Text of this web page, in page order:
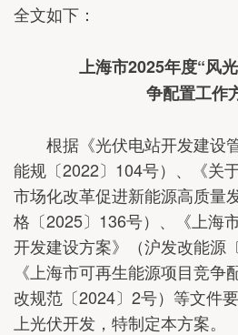
全文如下：
上海市2025年度“风光
争配置工作
根据《光伏电站开发建设
能规〔2022〕104号）、《关
市场化改革促进新能源高质量
格〔2025〕136号）、《上海
开发建设方案》（沪发改能源
《上海市可再生能源项目竞争
改规范〔2024〕2号）等文件
上光伏开发，特制定本方案。